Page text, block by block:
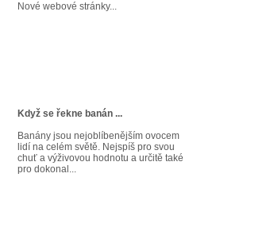
Nové webové stránky...
Když se řekne banán ...
Banány jsou nejoblíbenějším ovocem
lidí na celém světě. Nejspíš pro svou
chuť a výživovou hodnotu a určitě také
pro dokonal...